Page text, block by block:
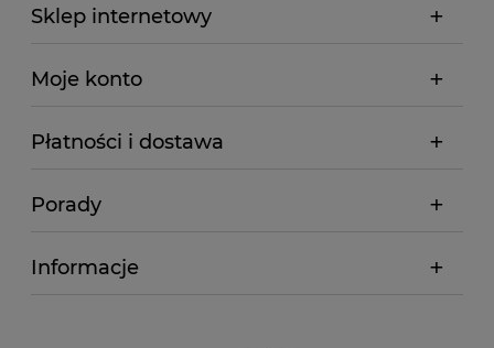
Sklep internetowy
Moje konto
Płatności i dostawa
Porady
Informacje